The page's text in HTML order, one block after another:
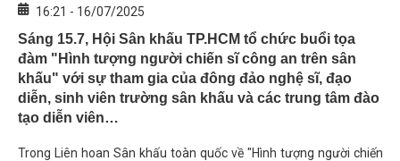
16:21 - 16/07/2025
Sáng 15.7, Hội Sân khấu TP.HCM tổ chức buổi tọa
đàm "Hình tượng người chiến sĩ công an trên sân
khấu" với sự tham gia của đông đảo nghệ sĩ, đạo
diễn, sinh viên trường sân khấu và các trung tâm đào
tạo diễn viên…
Trong Liên hoan Sân khấu toàn quốc về "Hình tượng người chiến